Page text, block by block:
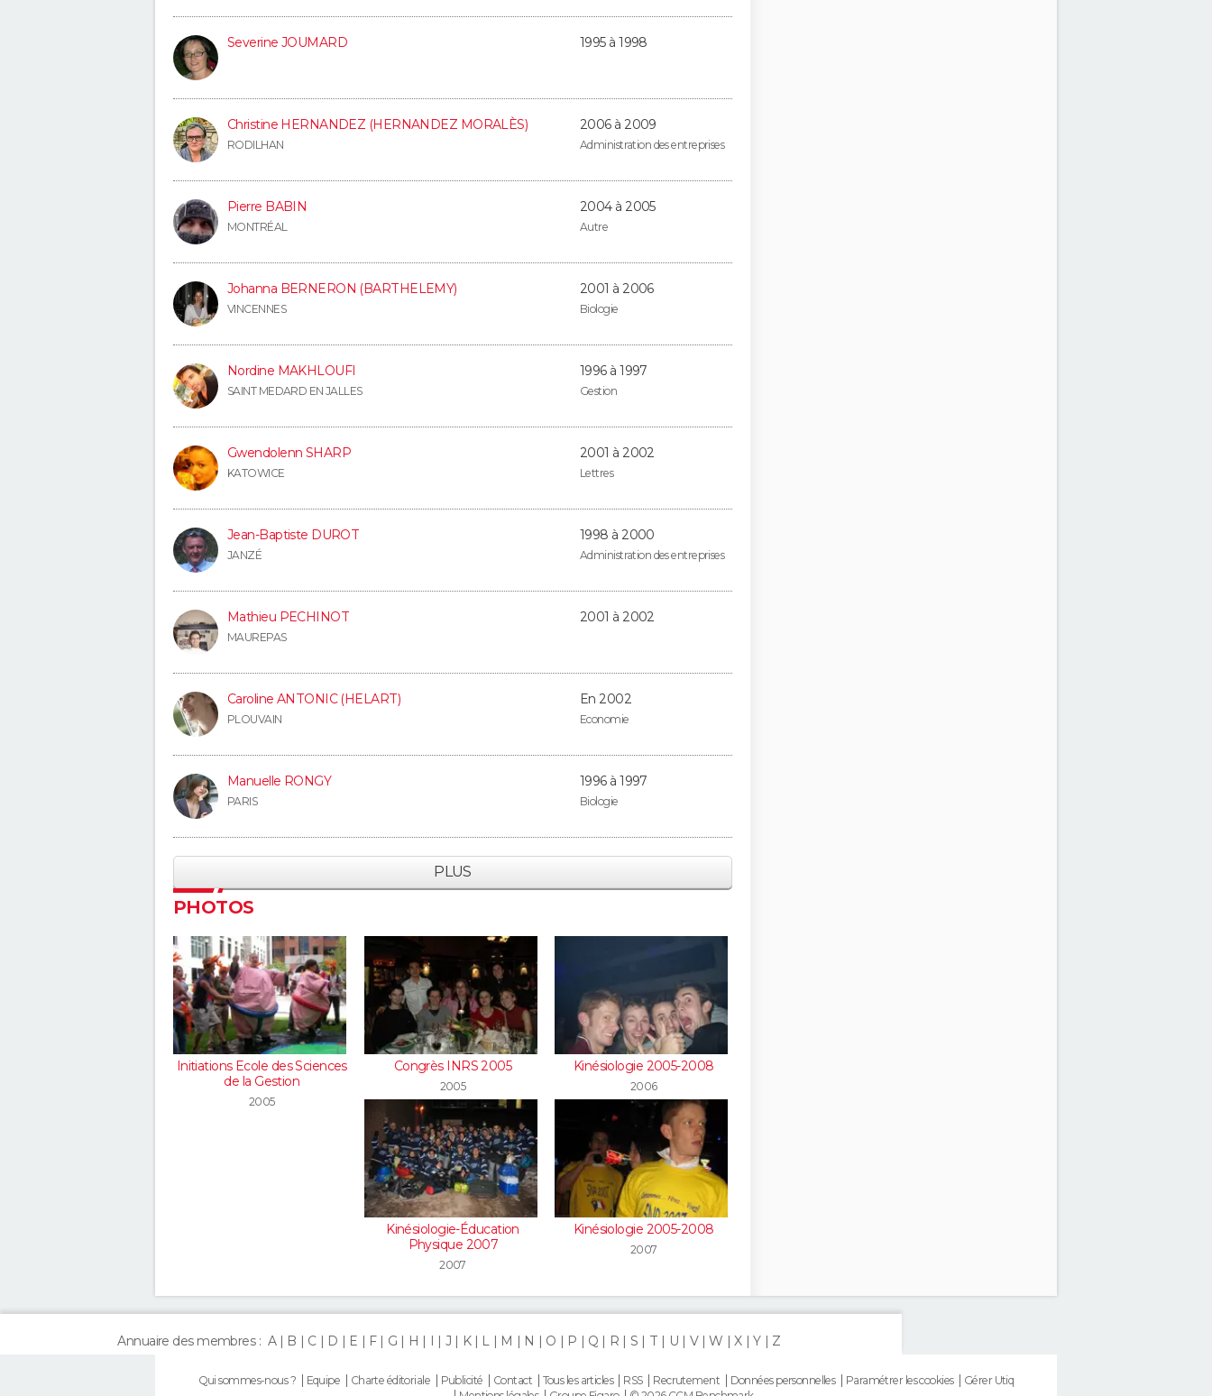
Severine JOUMARD 1995 à 1998
Christine HERNANDEZ (HERNANDEZ MORALÈS)
RODILHAN
2006 à 2009
Administration des entreprises
Pierre BABIN
MONTRÉAL
2004 à 2005
Autre
Johanna BERNERON (BARTHELEMY)
VINCENNES
2001 à 2006
Biologie
Nordine MAKHLOUFI
SAINT MEDARD EN JALLES
1996 à 1997
Gestion
Gwendolenn SHARP
KATOWICE
2001 à 2002
Lettres
Jean-Baptiste DUROT
JANZÉ
1998 à 2000
Administration des entreprises
Mathieu PECHINOT
MAUREPAS
2001 à 2002
Caroline ANTONIC (HELART)
PLOUVAIN
En 2002
Economie
Manuelle RONGY
PARIS
1996 à 1997
Biologie
PLUS
PHOTOS
Initiations Ecole des Sciences
de la Gestion
2005
Congrès INRS 2005
2005
Kinésiologie 2005-2008
2006
Kinésiologie-Éducation
Physique 2007
2007
Kinésiologie 2005-2008
2007
Annuaire des membres : A B C D E F G H I J K L M N O P Q R S T U V W X Y Z
Qui sommes-nous ? Equipe Charte éditoriale Publicité Contact Tous les articles RSS Recrutement Données personnelles Paramétrer les cookies
Gérer Utiq